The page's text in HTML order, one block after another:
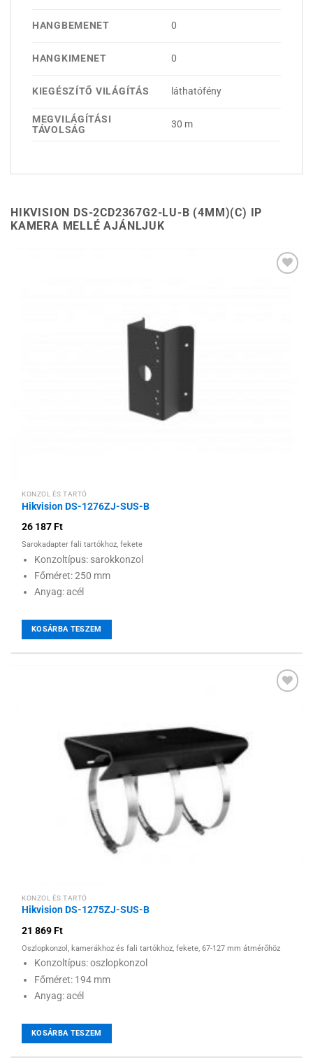
HANGBEMENET 0
HANGKIMENET 0
KIEGÉSZÍTŐ VILÁGÍTÁS láthatófény
MEGVILÁGÍTÁSI
TÁVOLSÁG
30 m
HIKVISION DS-2CD2367G2-LU-B (4MM)(C) IP
KAMERA MELLÉ AJÁNLJUK
KONZOL ÉS TARTÓ
Hikvision DS-1276ZJ-SUS-B
26 187Ft
Sarokadapter fali tartókhoz, fekete
Konzoltípus: sarokkonzol
Főméret: 250 mm
Anyag: acél
KOSÁRBA TESZEM
kívánságlistához
KONZOL ÉS TARTÓ
Hikvision DS-1275ZJ-SUS-B
21 869Ft
Oszlopkonzol, kamerákhoz és fali tartókhoz, fekete, 67-127 mm átmérőhöz
Konzoltípus: oszlopkonzol
Főméret: 194 mm
Anyag: acél
KOSÁRBA TESZEM